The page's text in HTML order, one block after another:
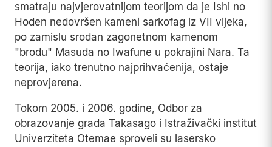
smatraju najvjerovatnijom teorijom da je Ishi no
Hoden nedovršen kameni sarkofag iz VII vijeka,
po zamislu srodan zagonetnom kamenom
"brodu" Masuda no Iwafune u pokrajini Nara. Ta
teorija, iako trenutno najprihvaćenija, ostaje
neprovjerena.
Tokom 2005. i 2006. godine, Odbor za
obrazovanje grada Takasago i Istraživački institut
Univerziteta Otemae sproveli su lasersko